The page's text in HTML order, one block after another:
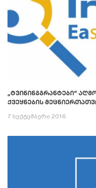
„ᲢᲕᲘᲜᲘᲜᲒᲒᲠᲐᲜᲢᲔᲑᲘ“
ᲥᲕᲔᲧᲜᲔᲑᲘᲡ
7 სექტემბერი 2016